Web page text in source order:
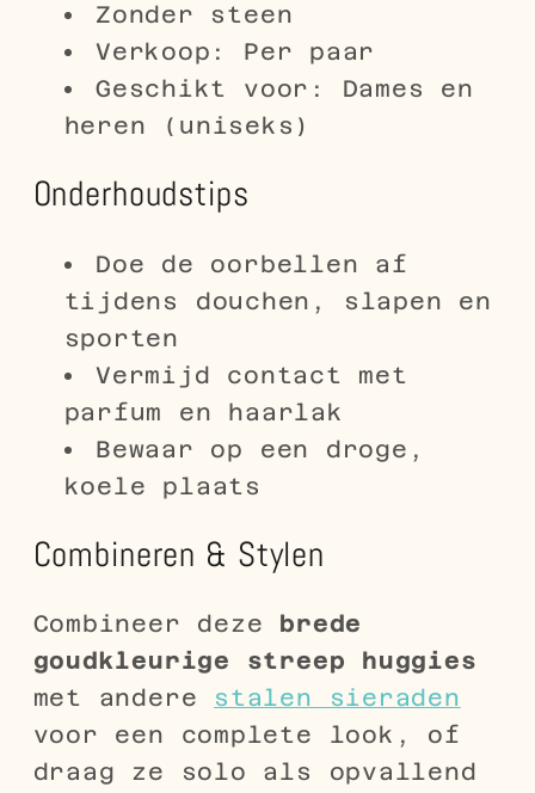
Zonder steen
Verkoop: Per paar
Geschikt voor: Dames en
heren (uniseks)
Onderhoudstips
Doe de oorbellen af
tijdens douchen, slapen en
sporten
Vermijd contact met
parfum en haarlak
Bewaar op een droge,
koele plaats
Combineren & Stylen
Combineer deze brede
goudkleurige streep huggies
met andere stalen sieraden
voor een complete look, of
draag ze solo als opvallend